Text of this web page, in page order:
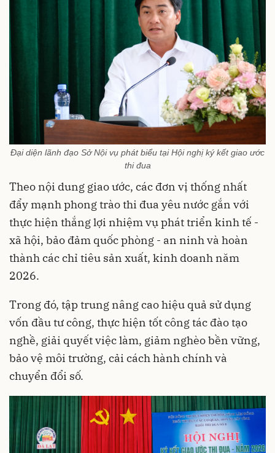
Đại diện lãnh đạo Sở Nội vụ phát biểu tại Hội nghị ký kết giao ước
thi đua
Theo nội dung giao ước, các đơn vị thống nhất
đẩy mạnh phong trào thi đua yêu nước gắn với
thực hiện thắng lợi nhiệm vụ phát triển kinh tế -
xã hội, bảo đảm quốc phòng - an ninh và hoàn
thành các chỉ tiêu sản xuất, kinh doanh năm
2026.
Trong đó, tập trung nâng cao hiệu quả sử dụng
vốn đầu tư công, thực hiện tốt công tác đào tạo
nghề, giải quyết việc làm, giảm nghèo bền vững,
bảo vệ môi trường, cải cách hành chính và
chuyển đổi số.